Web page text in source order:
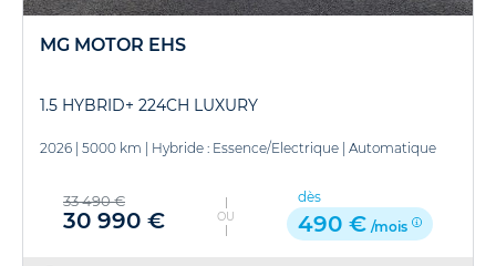
MG MOTOR EHS
1.5 HYBRID+ 224CH LUXURY
2026 | 5000 km | Hybride : Essence/Electrique | Automatique
33 490 €
30 990 € OU
dès
490 € /mois